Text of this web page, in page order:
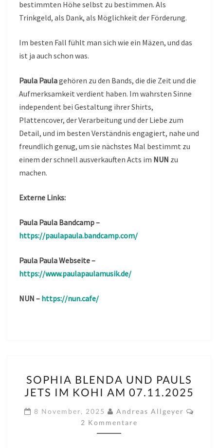
bestimmten Höhe selbst zu bestimmen. Als
Trinkgeld, als Dank, als Möglichkeit der Förderung.
Im besten Fall fühlt man sich wie ein Mäzen, und das
ist ja auch schon was.
Paula Paulagehören zu den Bands, die die Zeit und die
Aufmerksamkeit verdient haben. Im wahrsten Sinne
independent bei Gestaltung ihrer Shirts,
Plattencover, der Verarbeitung und der Liebe zum
Detail, und im besten Verständnis engagiert, nahe und
freundlich genug, um sie nächstes Mal bestimmt zu
einem der schnell ausverkauften Acts im NUN zu
machen.
Externe Links:
Paula Paula Bandcamp –
https://paulapaula.bandcamp.com/
Paula Paula Webseite –
https://www.paulapaulamusik.de/
NUN – https://nun.cafe/
BLENDA
UND
PAULS
JETS
IM
SOPHIA BLENDA UND PAULS
JETS IM KOHI AM 07.11.2025
8 November, 2025 Andreas Allgeyer
2 Kommentare